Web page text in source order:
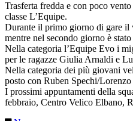
Trasferta fredda e con poco
classe L’Equipe.
Durante il primo giorno di gare il
mentre nel secondo giorno è
Nella categoria l’Equipe Evo i
per le ragazze Giulia Arnaldi e
Nella categoria dei più giovani
posto con Ruben Spechi/
I prossimi appuntamenti della
febbraio, Centro Velico Elbano,